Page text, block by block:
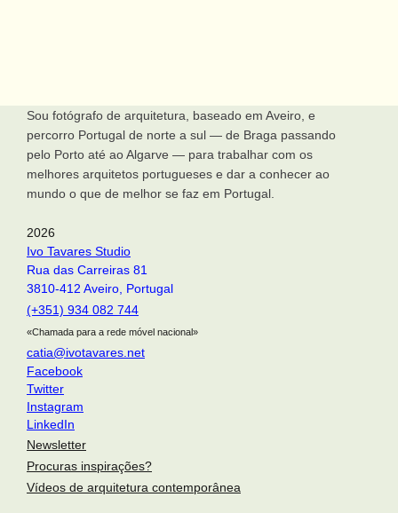
Sou fotógrafo de arquitetura, baseado em Aveiro, e
percorro Portugal de norte a sul — de Braga passando
pelo Porto até ao Algarve — para trabalhar com os
melhores arquitetos portugueses e dar a conhecer ao
mundo o que de melhor se faz em Portugal.
2026
Ivo Tavares Studio
Rua das Carreiras 81
3810-412 Aveiro, Portugal
(+351) 934 082 744
«Chamada para a rede móvel nacional»
catia@ivotavares.net
Facebook
Twitter
Instagram
LinkedIn
Newsletter
Procuras inspirações?
Vídeos de arquitetura contemporânea